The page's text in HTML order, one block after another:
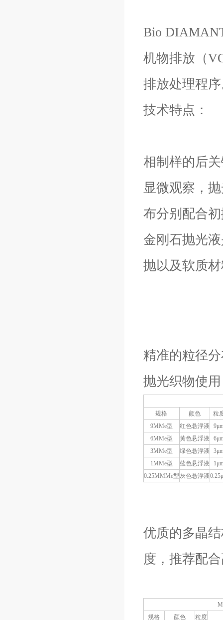
Bio
机物排放（
排放处理程
技术特点：
相制样的后
显微观察，
布分别配合
金刚石抛光
抛以及软质
精准的粒径
抛光织物使
规格 颜色
粒
9MMe型
红色悬浮液
6MMe型
黄色悬浮液
3MMe型
绿色悬浮液
1MMe型
蓝色悬浮液
0.25MMMe型灰色悬浮液
优质的多晶
度，推荐配
规格
颜色
粒度